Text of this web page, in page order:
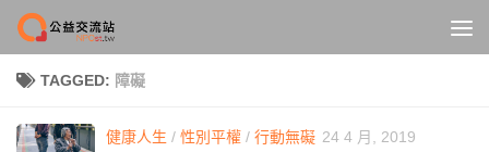
Skip to content
TAGGED: 障礙
健康人生 / 性別平權 / 行動無礙 24 4 月, 2019